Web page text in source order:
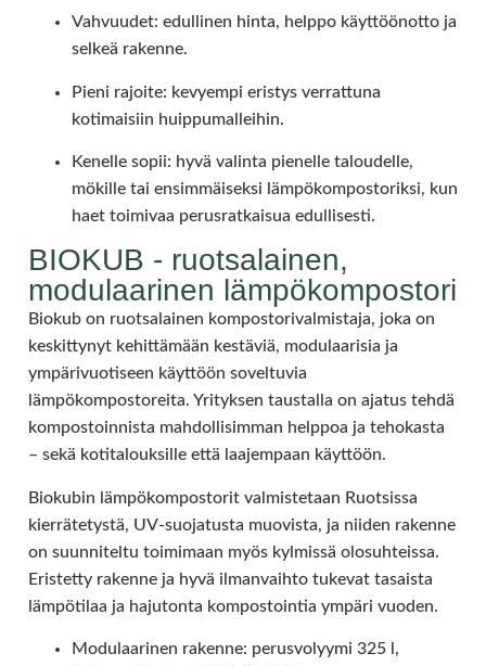
Vahvuudet: edullinen hinta, helppo käyttöönotto ja
selkeä rakenne.
Pieni rajoite: kevyempi eristys verrattuna
kotimaisiin huippumalleihin.
Kenelle sopii: hyvä valinta pienelle taloudelle,
mökille tai ensimmäiseksi lämpökompostoriksi, kun
haet toimivaa perusratkaisua edullisesti.
BIOKUB - ruotsalainen,
modulaarinen lämpökompostori
Biokub on ruotsalainen kompostorivalmistaja, joka on
keskittynyt kehittämään kestäviä, modulaarisia ja
ympärivuotiseen käyttöön soveltuvia
lämpökompostoreita. Yrityksen taustalla on ajatus tehdä
kompostoinnista mahdollisimman helppoa ja tehokasta
– sekä kotitalouksille että laajempaan käyttöön.
Biokubin lämpökompostorit valmistetaan Ruotsissa
kierrätetystä, UV-suojatusta muovista, ja niiden rakenne
on suunniteltu toimimaan myös kylmissä olosuhteissa.
Eristetty rakenne ja hyvä ilmanvaihto tukevat tasaista
lämpötilaa ja hajutonta kompostointia ympäri vuoden.
Modulaarinen rakenne: perusvolyymi 325 l,